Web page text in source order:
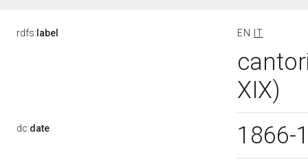
rdfs: label EN IT
XIX)
dc:date 1866-